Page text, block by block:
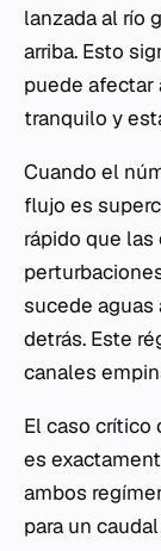
lanzada al río
arriba. Esto
puede afectar
tranquilo y
Cuando el
flujo es
rápido que
sucede aguas
detrás. Este
canales
El caso crítico
es
ambos
para un